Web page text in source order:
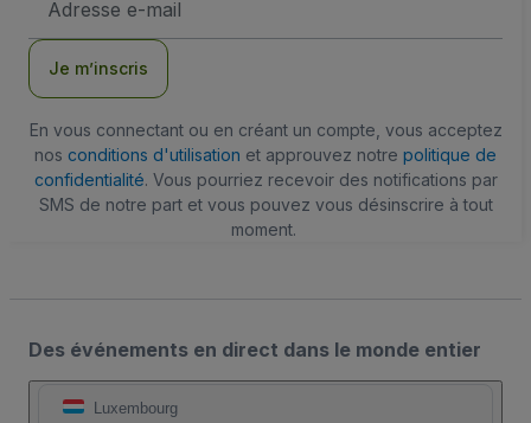
e-
Je m’inscris
En vous connectant ou en créant un compte, vous acceptez
nos conditions d'utilisation et approuvez notre politique de
confidentialité. Vous pourriez recevoir des notifications par
SMS de notre part et vous pouvez vous désinscrire à tout
moment.
Des événements en direct dans le monde entier
Luxembourg